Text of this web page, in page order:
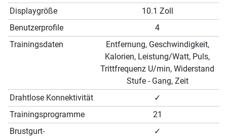
Displaygröße
10.1 Zoll
Benutzerprofile
4
Trainingsdaten
Entfernung, Geschwindigkeit,
Kalorien, Leistung/Watt, Puls,
Trittfrequenz U/min, Widerstand
Stufe - Gang, Zeit
Drahtlose Konnektivität
✓
Trainingsprogramme
21
Brustgurt-
✓